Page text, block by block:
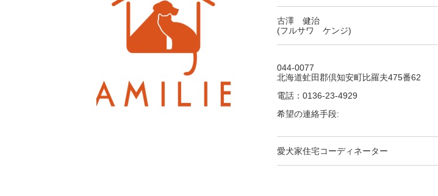
古澤 健治
(フルサワ ケンジ)
044-0077
北海道虻田郡倶知安町比羅夫475番62
電話：0136-23-4929
希望の連絡手段:
愛犬家住宅コーディネーター